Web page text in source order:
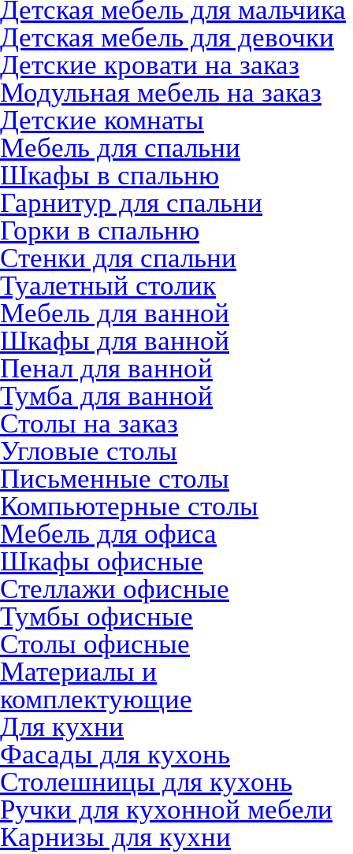
Детская мебель для мальчика
Детская мебель для девочки
Детские кровати на заказ
Модульная мебель на заказ
Детские комнаты
Мебель для спальни
Шкафы в спальню
Гарнитур для спальни
Горки в спальню
Стенки для спальни
Туалетный столик
Мебель для ванной
Шкафы для ванной
Пенал для ванной
Тумба для ванной
Столы на заказ
Угловые столы
Письменные столы
Компьютерные столы
Мебель для офиса
Шкафы офисные
Стеллажи офисные
Тумбы офисные
Столы офисные
Материалы и
комплектующие
Для кухни
Фасады для кухонь
Столешницы для кухонь
Ручки для кухонной мебели
Карнизы для кухни